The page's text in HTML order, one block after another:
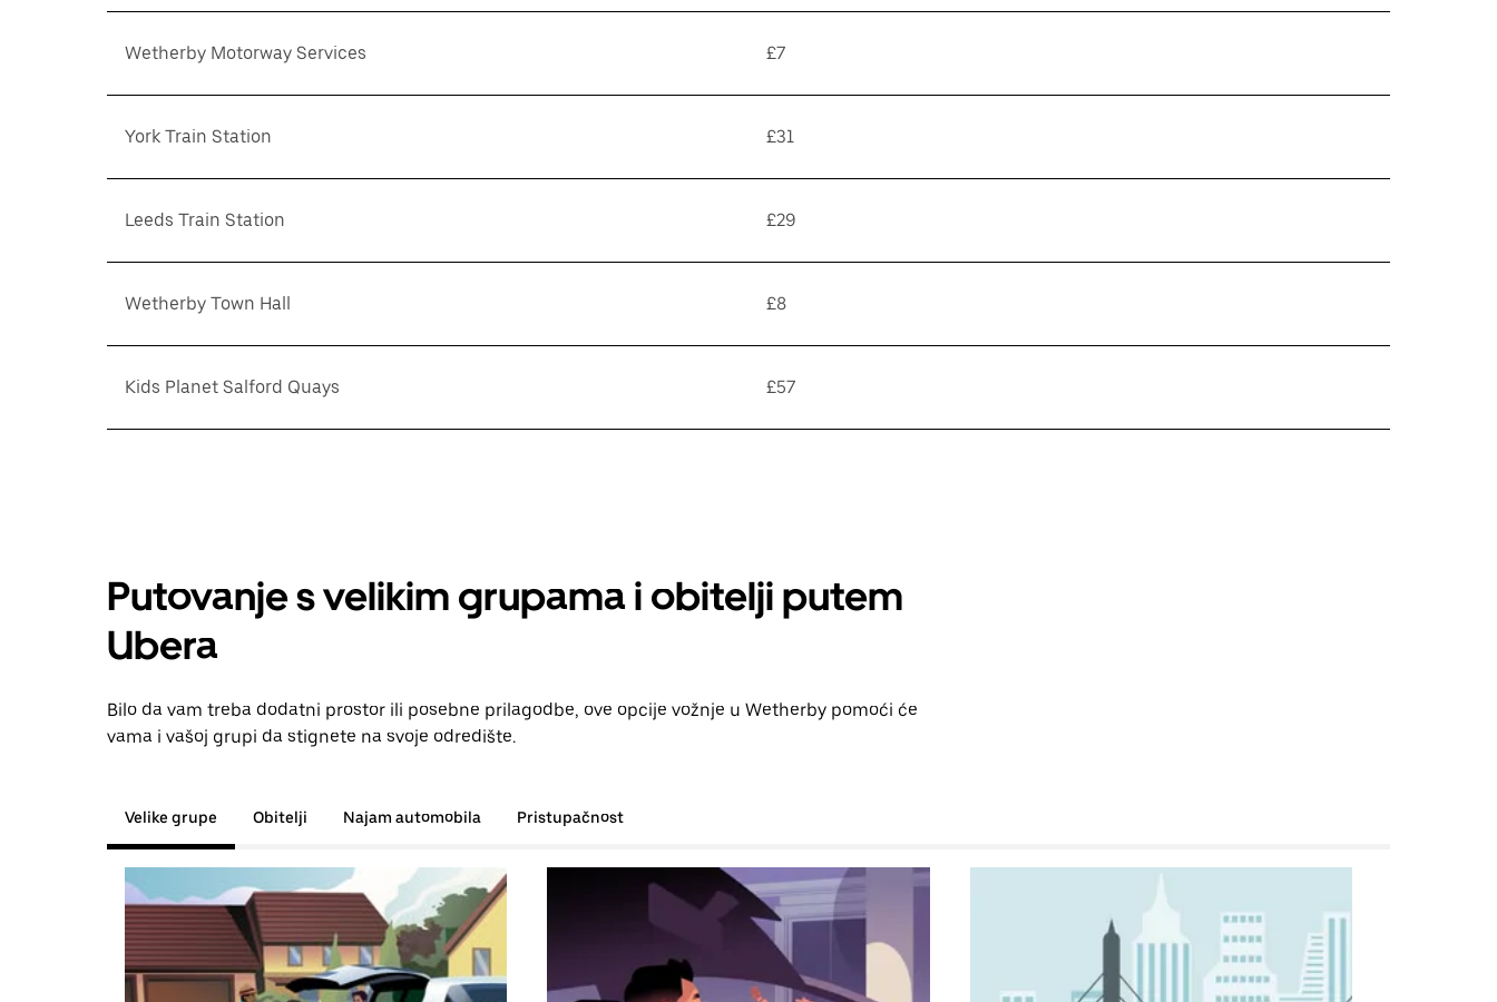
Wetherby Motorway Services £7
York Train Station £31
Leeds Train Station £29
Wetherby Town Hall £8
Kids Planet Salford Quays £57
Putovanje s velikim grupama i obitelji putem
Ubera
Bilo da vam treba dodatni prostor ili posebne prilagodbe, ove opcije vožnje u Wetherby pomoći će
vama i vašoj grupi da stignete na svoje odredište.
Velike grupe Obitelji Najam automobila Pristupačnost